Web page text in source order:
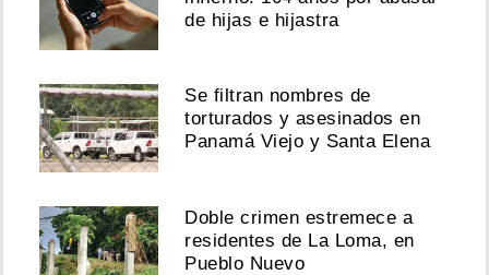
de hijas e hijastra
Se filtran nombres de
torturados y asesinados en
Panamá Viejo y Santa Elena
Doble crimen estremece a
residentes de La Loma, en
Pueblo Nuevo